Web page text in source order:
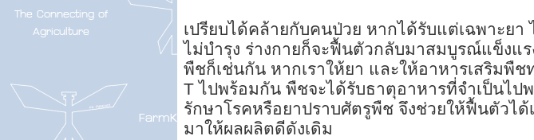
เปรียบได้คล้ายกับคนป่วย หากได้รับแต่เฉพาะยา
ไม่บำรุง ร่างกายก็จะฟื้นตัวกลับมาสมบูรณ์แข็งแร
พืชก็เช่นกัน หากเราให้ยา และให้อาหารเสริมพืช
T ไปพร้อมกัน พืชจะได้รับธาตุอาหารที่จำเป็นไป
รักษาโรคหรือยาปราบศัตรูพืช จึงช่วยให้ฟื้นตัวได้
มาให้ผลผลิตดีดังเดิม